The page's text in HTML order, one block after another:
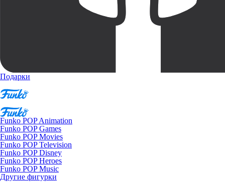
Подарки
Funko POP Animation
Funko POP Games
Funko POP Movies
Funko POP Television
Funko POP Disney
Funko POP Heroes
Funko POP Music
Другие фигурки